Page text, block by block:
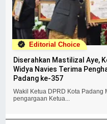
Editorial Choice
Diserahkan Mastilizal Aye,
Widya Navies Terima
Padang ke-357
Wakil Ketua DPRD Kota Padang
pengargaan Ketua...